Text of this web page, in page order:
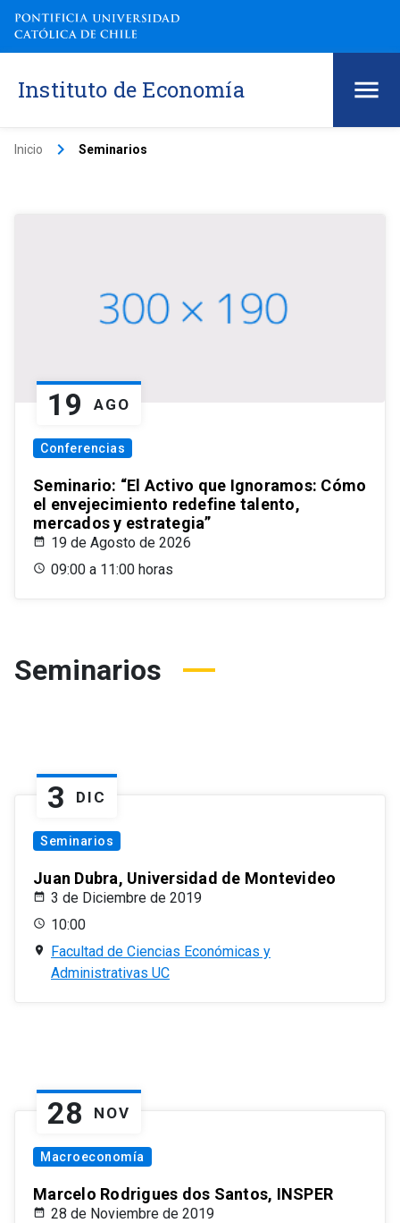
Instituto de Economía
Inicio keyboard_arrow_right Seminarios
19 AGO
Conferencias
Seminario: “El Activo que Ignoramos: Cómo
el envejecimiento redefine talento,
mercados y estrategia”
19 de Agosto de 2026
09:00 a 11:00 horas
Seminarios
3 DIC
Seminarios
Juan Dubra, Universidad de Montevideo
3 de Diciembre de 2019
10:00
Facultad de Ciencias Económicas y
Administrativas UC
28 NOV
Macroeconomía
Marcelo Rodrigues dos Santos, INSPER
28 de Noviembre de 2019